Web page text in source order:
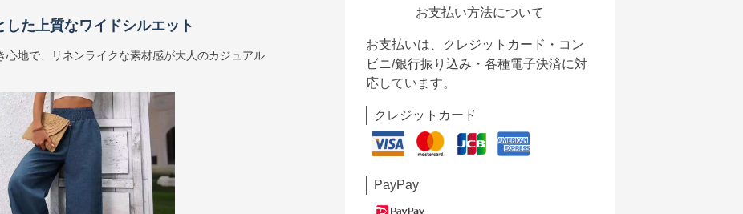
した上質なワイドシルエット
心地で、リネンライクな素材感が大人のカジュアル
お支払い方法について
お支払いは、クレジットカード・コン
ビニ/銀行振り込み・各種電子決済に対
応しています。
クレジットカード
PayPay